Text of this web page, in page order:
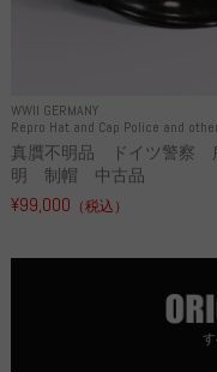
WWII GERMANY
Repro Hat and Cap Police and other
真贋不明品 ドイツ警察
明 制帽 中古品
¥99,000 （税込）